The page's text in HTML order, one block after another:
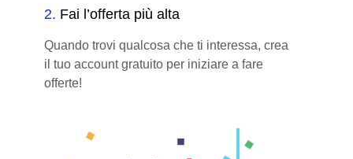
2. Fai l’offerta più alta
Quando trovi qualcosa che ti interessa, crea
il tuo account gratuito per iniziare a fare
offerte!